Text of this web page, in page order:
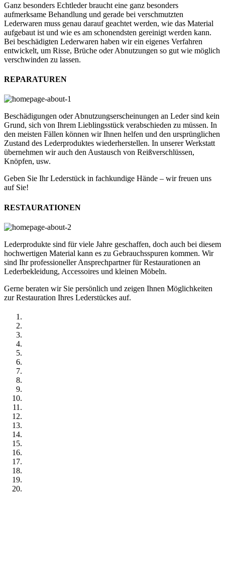
Ganz besonders Echtleder braucht eine ganz besonders
aufmerksame Behandlung und gerade bei verschmutzten
Lederwaren muss genau darauf geachtet werden, wie das Material
aufgebaut ist und wie es am schonendsten gereinigt werden kann.
Bei beschädigten Lederwaren haben wir ein eigenes Verfahren
entwickelt, um Risse, Brüche oder Abnutzungen so gut wie möglich
verschwinden zu lassen.
REPARATUREN
Beschädigungen oder Abnutzungserscheinungen an Leder sind kein
Grund, sich von Ihrem Lieblingsstück verabschieden zu müssen. In
den meisten Fällen können wir Ihnen helfen und den ursprünglichen
Zustand des Lederproduktes wiederherstellen. In unserer Werkstatt
übernehmen wir auch den Austausch von Reißverschlüssen,
Knöpfen, usw.
Geben Sie Ihr Lederstück in fachkundige Hände – wir freuen uns
auf Sie!
RESTAURATIONEN
Lederprodukte sind für viele Jahre geschaffen, doch auch bei diesem
hochwertigen Material kann es zu Gebrauchsspuren kommen. Wir
sind Ihr professioneller Ansprechpartner für Restaurationen an
Lederbekleidung, Accessoires und kleinen Möbeln.
Gerne beraten wir Sie persönlich und zeigen Ihnen Möglichkeiten
zur Restauration Ihres Lederstückes auf.